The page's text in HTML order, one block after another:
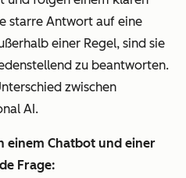
starre Antwort auf eine
einer Regel, sind sie
zu beantworten.
zwischen
AI.
einem Chatbot und einer
Frage: